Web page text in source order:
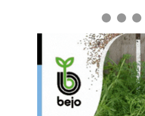
1 2 3